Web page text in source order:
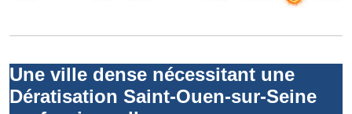
Une ville dense nécessitant une
Dératisation Saint-Ouen-sur-Seine